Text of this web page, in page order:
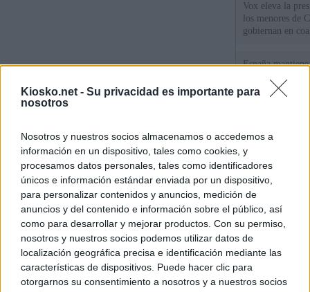
Kiosko.net - Su privacidad es importante para
nosotros
Nosotros y nuestros socios almacenamos o accedemos a
información en un dispositivo, tales como cookies, y
procesamos datos personales, tales como identificadores
únicos e información estándar enviada por un dispositivo,
para personalizar contenidos y anuncios, medición de
anuncios y del contenido e información sobre el público, así
como para desarrollar y mejorar productos. Con su permiso,
nosotros y nuestros socios podemos utilizar datos de
localización geográfica precisa e identificación mediante las
características de dispositivos. Puede hacer clic para
otorgarnos su consentimiento a nosotros y a nuestros socios
Vox eleva la
los menores de
gobiernan en
España
cruzar la
que busca a los
Ceuta
© Kiosko.net Aviso Legal Privacidad y Cookies